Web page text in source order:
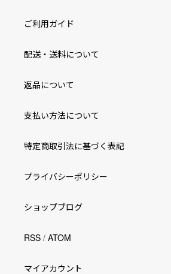
ご利用ガイド
配送・送料について
返品について
支払い方法について
特定商取引法に基づく表記
プライバシーポリシー
ショップブログ
RSS / ATOM
マイアカウント